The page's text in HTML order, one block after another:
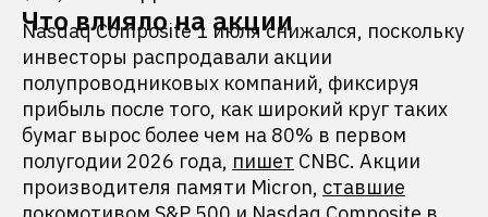
Что влияло на акции
Nasdaq Composite 1 июля снижался, поскольку
инвесторы распродавали акции
полупроводниковых компаний, фиксируя
прибыль после того, как широкий круг таких
бумаг вырос более чем на 80% в первом
полугодии 2026 года, пишет CNBC. Акции
производителя памяти Micron, ставшие